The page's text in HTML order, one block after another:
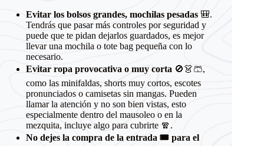
Evitar los bolsos grandes, mochilas pesadas 🎒.
Tendrás que pasar más controles por seguridad y
puede que te pidan dejarlos guardados, es mejor
llevar una mochila o tote bag pequeña con lo
necesario.
Evitar ropa provocativa o muy corta 🚫👗🩳,
como las minifaldas, shorts muy cortos, escotes
pronunciados o camisetas sin mangas. Pueden
llamar la atención y no son bien vistas, esto
especialmente dentro del mausoleo o en la
mezquita, incluye algo para cubrirte 🧣.
No dejes la compra de la entrada 🎟️ para el